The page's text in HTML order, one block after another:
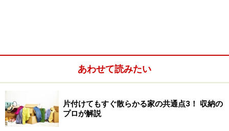
和歌山市を中心に関西方面まで、幅広く整理収納サービ
スとセミナー活動を行う二出川ひろよさん。自宅では
以上前に建てて以来ずっと住んでいて、その後、今のよ
うなオープンスタイルのキッチンに改装したそうです。
あわせて読みたい
片付けてもすぐ散らかる家の共通点3！ 収納の
プロが解説